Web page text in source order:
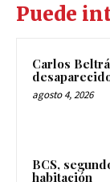
Puede
Carlos
agosto 4, 2026
BCS,
habitación